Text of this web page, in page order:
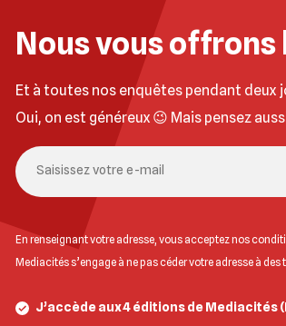
Nous vous offrons
Et à toutes nos enquêtes pendant deux
Oui, on est généreux 😉 Mais pensez
En renseignant votre adresse, vous acceptez nos
Mediacités s’engage à ne pas céder votre adresse à des
J’accède aux 4 éditions de Mediacités